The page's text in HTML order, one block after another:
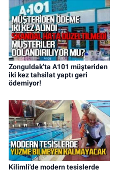
Zonguldak’ta A101 müşteriden
iki kez tahsilat yaptı geri
ödemiyor!
Kilimli'de modern tesislerde